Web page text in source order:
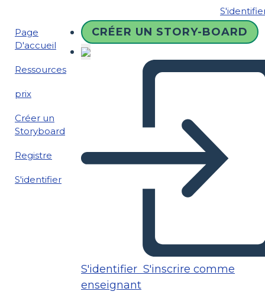
Page
D'accueil
Ressources
prix
Créer un
Storyboard
Registre
S'identifier
CRÉER UN STORY-BOARD
S'identifier S'inscrire comme
enseignant